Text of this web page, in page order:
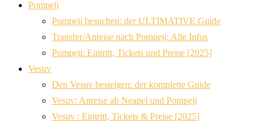
Pompeji
Pompeji besuchen: der ULTIMATIVE Guide
Transfer/Anreise nach Pompeji: Alle Infos
Pompeji: Eintritt, Tickets und Preise [2025]
Vesuv
Den Vesuv besteigen: der komplette Guide
Vesuv: Anreise ab Neapel und Pompeji
Vesuv : Eintritt, Tickets & Preise [2025]